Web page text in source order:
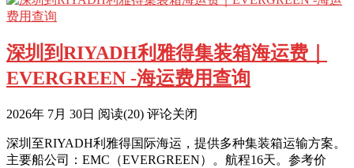
深圳到RIYADH利雅得集装箱海运费｜
EVERGREEN -海运费用查询
2026年 7月 30日 阅读(20) 评论关闭
深圳至RIYADH利雅得国际海运，提供多种集装箱运输方案。
主要船公司：EMC（EVERGREEN）。航程16天。参考价